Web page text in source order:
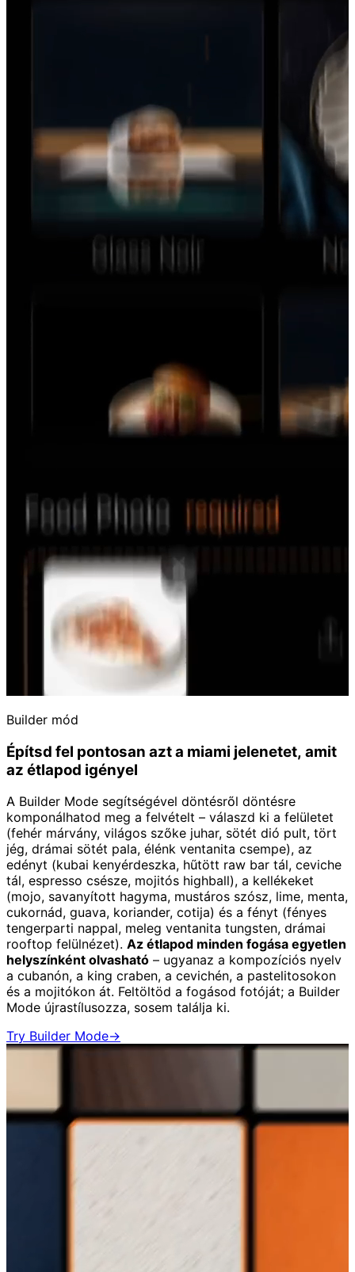
Builder mód
Építsd fel pontosan azt a miami jelenetet, amit
az étlapod igényel
A Builder Mode segítségével döntésről döntésre
komponálhatod meg a felvételt – válaszd ki a felületet
(fehér márvány, világos szőke juhar, sötét dió pult, tört
jég, drámai sötét pala, élénk ventanita csempe), az
edényt (kubai kenyérdeszka, hűtött raw bar tál, ceviche
tál, espresso csésze, mojitós highball), a kellékeket
(mojo, savanyított hagyma, mustáros szósz, lime, menta,
cukornád, guava, koriander, cotija) és a fényt (fényes
tengerparti nappal, meleg ventanita tungsten, drámai
rooftop felülnézet). Az étlapod minden fogása egyetlen
helyszínként olvasható – ugyanaz a kompozíciós nyelv
a cubanón, a king craben, a cevichén, a pastelitosokon
és a mojitókon át. Feltöltöd a fogásod fotóját; a Builder
Mode újrastílusozza, sosem találja ki.
Try Builder Mode→